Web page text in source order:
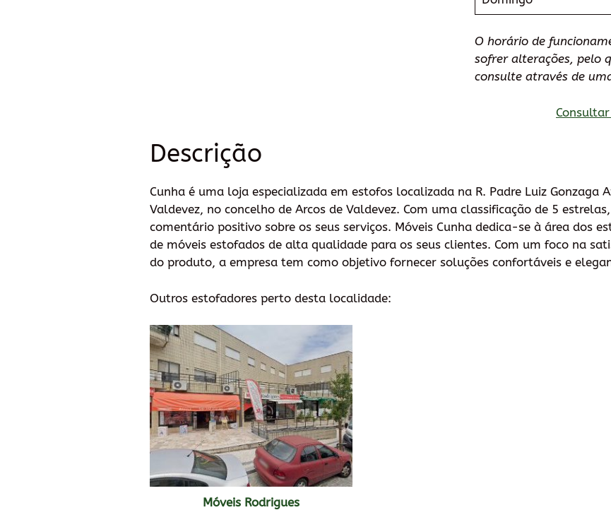
O horário de
sofrer alterações, pelo
consulte através de
Descrição
Cunha é uma loja especializada em estofos localizada na R. Padre Luiz Gonzaga
Valdevez, no concelho de Arcos de Valdevez. Com uma classificação de 5
comentário positivo sobre os seus serviços. Móveis Cunha dedica-se à área dos
de móveis estofados de alta qualidade para os seus clientes. Com um foco na
do produto, a empresa tem como objetivo fornecer soluções confortáveis e
Outros estofadores perto desta localidade:
Móveis Rodrigues